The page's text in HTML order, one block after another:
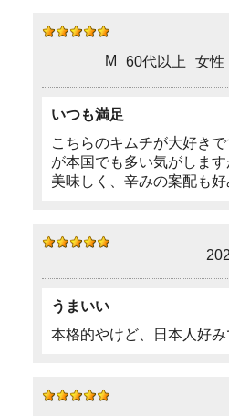
M 60代以上 女性
いつも満足
こちらのキムチが大好き
が本国でも多い気がしま
美味しく、辛みの案配も好
うまいい
本格的やけど、日本人好